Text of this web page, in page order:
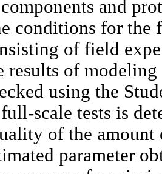
and
conditions for the
of field
results of
using the
scale tests is
of the
parameter